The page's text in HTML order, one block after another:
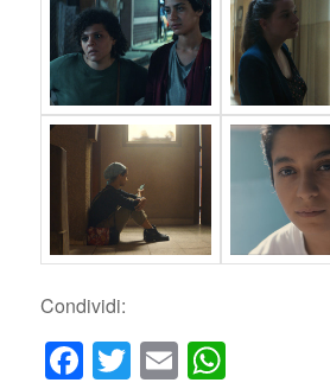
Condividi:
Facebook
Twitter
Email